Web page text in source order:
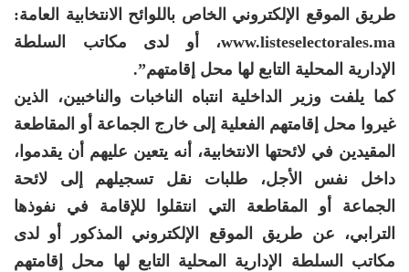
طريق الموقع الإلكتروني الخاص باللوائح الانتخابية العامة:
www.listeselectorales.ma، أو لدى مكاتب السلطة
الإدارية المحلية التابع لها محل إقامتهم”.
كما يلفت وزير الداخلية انتباه الناخبات والناخبين، الذين
غيروا محل إقامتهم الفعلية إلى خارج الجماعة أو المقاطعة
المقيدين في لائحتها الانتخابية، أنه يتعين عليهم أن يقدموا،
داخل نفس الأجل، طلبات نقل تسجيلهم إلى لائحة
الجماعة أو المقاطعة التي انتقلوا للإقامة في نفوذها
الترابي، عن طريق الموقع الإلكتروني المذكور أو لدى
مكاتب السلطة الإدارية المحلية التابع لها محل إقامتهم